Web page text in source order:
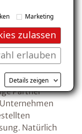
Marketing
zulassen
erlauben
Details zeigen
im
oder
z.B. der
Ausbau
Weise kommst
Vertrieb. Je
Partner
Natürlich